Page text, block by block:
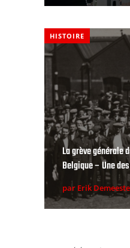
HISTOIRE
La grève générale
Belgique – Une
par Erik